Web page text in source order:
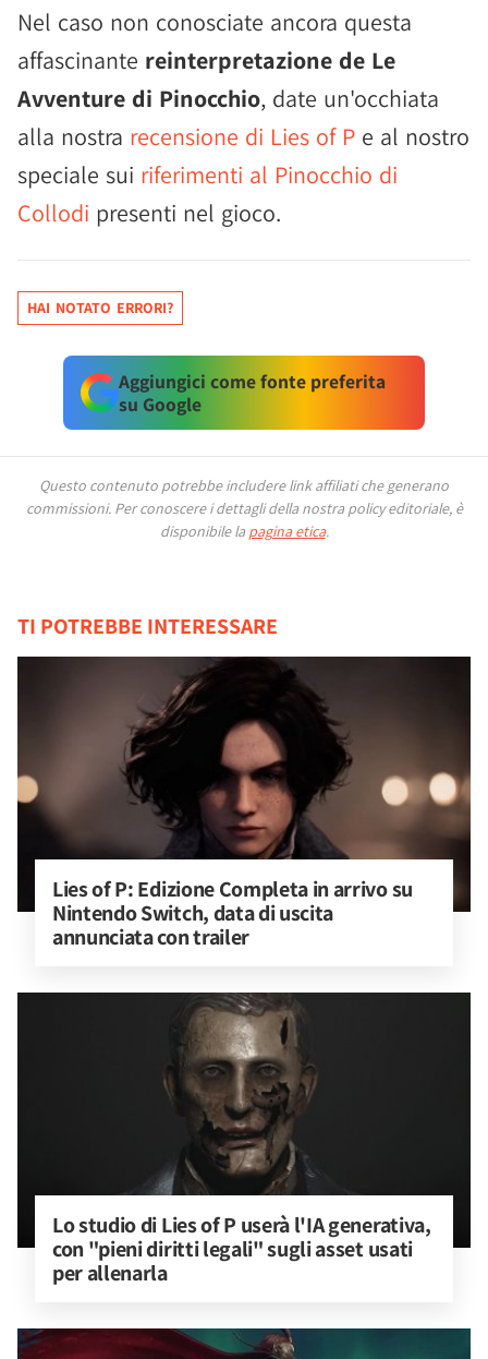
Nel caso non conosciate ancora questa
affascinante reinterpretazione de Le
Avventure di Pinocchio, date un'occhiata
alla nostra recensione di Lies of P e al nostro
speciale sui riferimenti al Pinocchio di
Collodi presenti nel gioco.
HAI NOTATO ERRORI?
Aggiungici come fonte preferita
su Google
Questo contenuto potrebbe includere link affiliati che generano
commissioni. Per conoscere i dettagli della nostra policy editoriale, è
disponibile la pagina etica.
TI POTREBBE INTERESSARE
Lies of P: Edizione Completa in arrivo su
Nintendo Switch, data di uscita
annunciata con trailer
Lo studio di Lies of P userà l'IA generativa,
con "pieni diritti legali" sugli asset usati
per allenarla